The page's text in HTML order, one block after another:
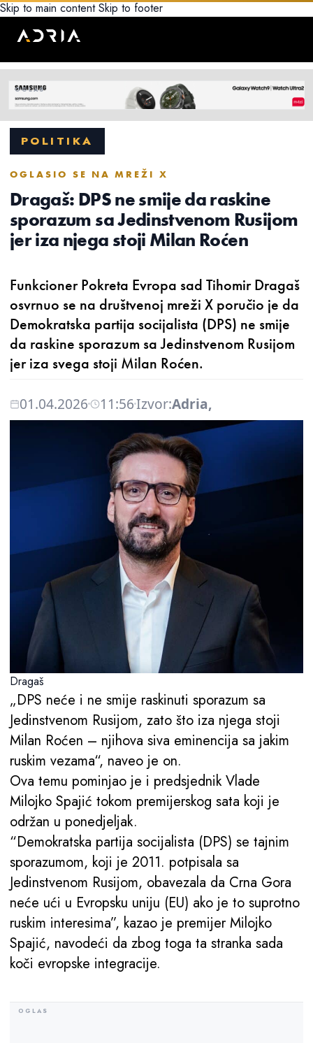
Skip to main content Skip to footer
POLITIKA
OGLASIO SE NA MREŽI X
Dragaš: DPS ne smije da raskine
sporazum sa Jedinstvenom Rusijom
jer iza njega stoji Milan Roćen
Funkcioner Pokreta Evropa sad Tihomir Dragaš
osvrnuo se na društvenoj mreži X poručio je da
Demokratska partija socijalista (DPS) ne smije
da raskine sporazum sa Jedinstvenom Rusijom
jer iza svega stoji Milan Roćen.
01.04.2026 11:56Izvor:Adria,
Dragaš
„DPS neće i ne smije raskinuti sporazum sa
Jedinstvenom Rusijom, zato što iza njega stoji
Milan Roćen – njihova siva eminencija sa jakim
ruskim vezama“, naveo je on.
Ova temu pominjao je i predsjednik Vlade
Milojko Spajić tokom premijerskog sata koji je
održan u ponedjeljak.
“Demokratska partija socijalista (DPS) se tajnim
sporazumom, koji je 2011. potpisala sa
Jedinstvenom Rusijom, obavezala da Crna Gora
neće ući u Evropsku uniju (EU) ako je to suprotno
ruskim interesima”, kazao je premijer Milojko
Spajić, navodeći da zbog toga ta stranka sada
koči evropske integracije.